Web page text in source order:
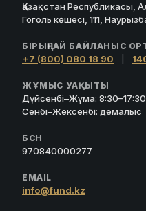
Қазақстан Республикасы,
Гоголь көшесі, 111,
БІРЫҢҒАЙ БАЙЛАНЫС
+7 (800) 080 18 90
ЖҰМЫС УАҚЫТЫ
Дүйсенбі–Жұма: 8:30–17:30
Сенбі–Жексенбі: демалыс
БСН
970840000277
EMAIL
info@fund.kz